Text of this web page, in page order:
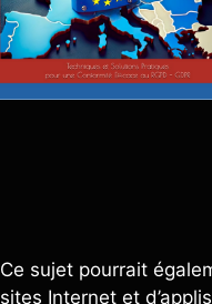
Ce sujet pourrait
sites Internet et